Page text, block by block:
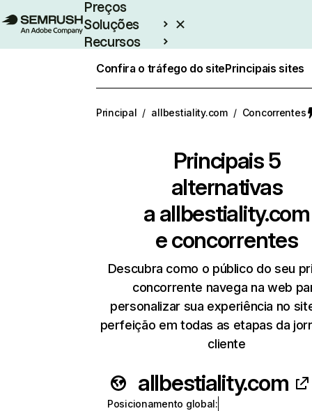
Preços
Soluções
Recursos
Confira o tráfego do sitePrincipais sites
Principal / allbestiality.com / Concorrentes
Principais 5
alternativas
a allbestiality.com
e concorrentes
Descubra como o público do seu
concorrente navega na web
personalizar sua experiência no
perfeição em todas as etapas da
cliente
allbestiality.com
Posicionamento global: